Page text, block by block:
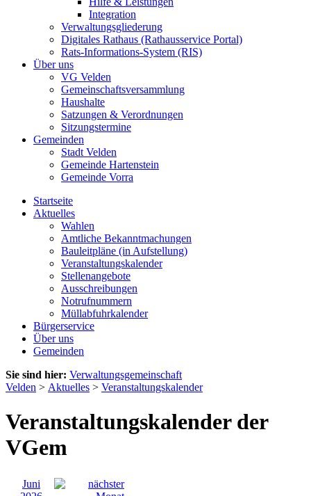
Integration
Verwaltungsgliederung
Digitales Rathaus (Rathausservice Portal)
Rats-Informations-System (RIS)
Über uns
VG Velden
Gemeinschaftsversammlung
Haushalte
Satzungen & Verordnungen
Sitzungstermine
Gemeinden
Stadt Velden
Gemeinde Hartenstein
Gemeinde Vorra
Startseite
Aktuelles
Wahlen
Amtliche Bekanntmachungen
Bauleitpläne (in Aufstellung)
Veranstaltungskalender
Stellenangebote
Ausschreibungen
Notrufnummern
Müllabfuhrkalender
Bürgerservice
Über uns
Gemeinden
Sie sind hier: Verwaltungsgemeinschaft
Velden > Aktuelles > Veranstaltungskalender
Veranstaltungskalender der
VGem
Juni